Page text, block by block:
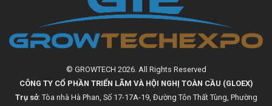
© GROWTECH 2026. All Rights Reserved
CÔNG TY CỔ PHẦN TRIỂN LÃM VÀ HỘI NGHỊ TOÀN CẦU (GLOEX)
Trụ sở: Tòa nhà Hà Phan, Số 17-17A-19, Đường Tôn Thất Tùng, Phường